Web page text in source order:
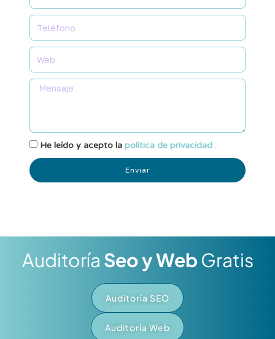
He leído y acepto la política de privacidad .
Enviar
Auditoría Seo y Web Gratis
Auditoría SEO
Auditoría Web